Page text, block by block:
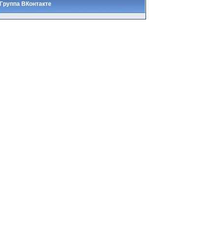
Группа ВКонтакте